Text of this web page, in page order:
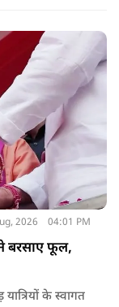
बताया कि मुख्य
को जारी
आईपीएस, और
स्तर
करें.
2026 04:01 PM
बरसाए फूल,
के स्वागत